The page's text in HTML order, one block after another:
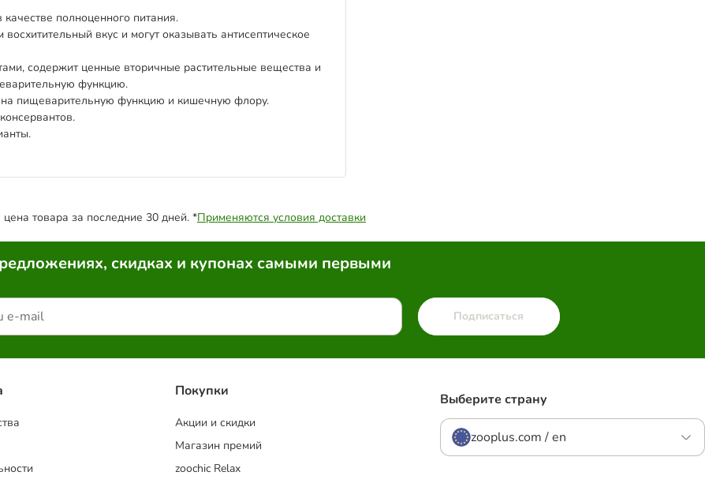
полноценного питания.
вкус и могут оказывать антисептическое
содержит ценные вторичные растительные вещества и
функцию.
на пищеварительную функцию и кишечную флору.
товара за последние 30 дней. *Применяются условия доставки
скидках и купонах самыми первыми
Подписаться
Покупки
Акции и скидки
Магазин премий
zoochic Relax
Выберите страну
zooplus.com / en